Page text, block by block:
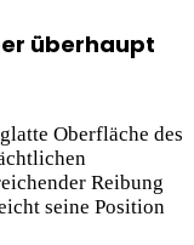
überhaupt
Oberfläche des
Reibung
seine Position